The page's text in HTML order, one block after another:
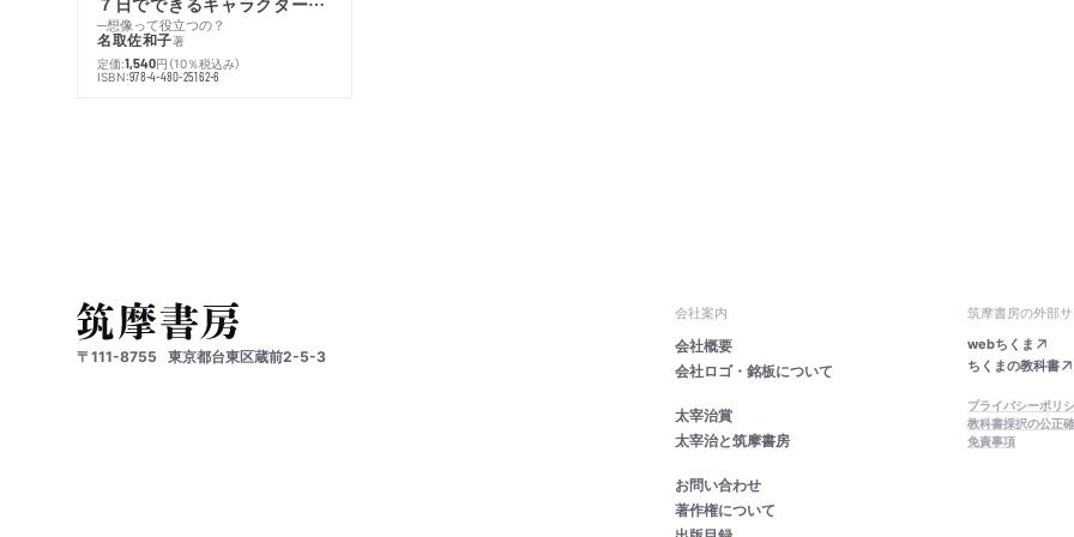
─想像って役立つの？
名取佐和子著
定価:1,540円 （10％税込み）
ISBN:978-4-480-25162-6
〒111-8755 東京都台東区蔵前2-5-3
会社案内
会社概要
会社ロゴ・銘板について
太宰治賞
太宰治と筑摩書房
お問い合わせ
著作権について
筑摩書房の外部サ
webちくま
ちくまの教科書
プライバシーポリ
教科書採択の公正
免責事項